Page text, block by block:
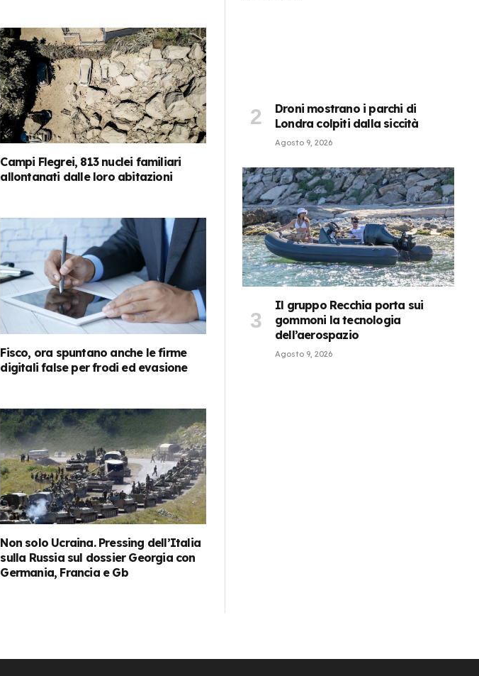
Campi Flegrei, 813 nuclei familiari
allontanati dalle loro abitazioni
Fisco, ora spuntano anche le firme
digitali false per frodi ed evasione
Non solo Ucraina. Pressing dell’Italia
sulla Russia sul dossier Georgia con
Germania, Francia e Gb
Droni mostrano i parchi di
Londra colpiti dalla siccità
Agosto 9, 2026
Il gruppo Recchia porta sui
gommoni la tecnologia
dell’aerospazio
Agosto 9, 2026